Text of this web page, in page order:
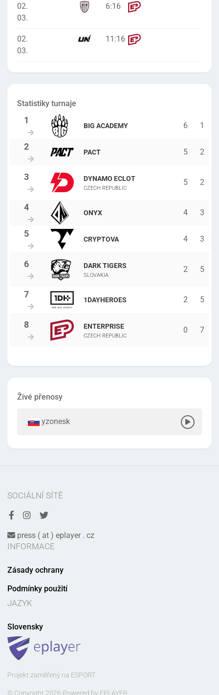
02.
03.
6:16
02.
03.
11 :16
Živé přenosy
yzonesk
Statistiky turnaje
BIG ACADEMY 6 1
PACT 5 2
DYNAMO ECLOT
CZECH REPUBLIC
5 2
ONYX 4 3
CRYPTOVA 4 3
DARK TIGERS
SLOVAKIA
2 5
1DAYHEROES 2 5
ENTERPRISE
CZECH REPUBLIC
0 7
SOCIÁLNÍ SÍTĚ
press ( at ) eplayer . cz
INFORMACE
Zásady ochrany
Podmínky použití
JAZYK
Slovensky
Projekt zaměřený na ESPORT
© Copyright 2026 Powered by EPLAYER.